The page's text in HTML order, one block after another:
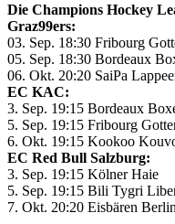
Die Champions Hockey
Graz99ers:
03. Sep. 18:30 Fribourg
05. Sep. 18:30 Bordeaux
06. Okt. 20:20 SaiPa
EC KAC:
3. Sep. 19:15 Bordeaux
5. Sep. 19:15 Fribourg
6. Okt. 19:15 Kookoo
EC Red Bull Salzburg:
3. Sep. 19:15 Kölner Haie
5. Sep. 19:15 Bili Tygri
7. Okt. 20:20 Eisbären Berlin